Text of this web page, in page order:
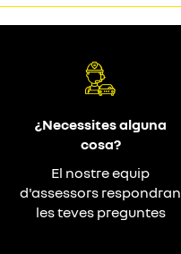
¿Necessites alguna
cosa?
El nostre equip
d'assessors respondran
les teves preguntes